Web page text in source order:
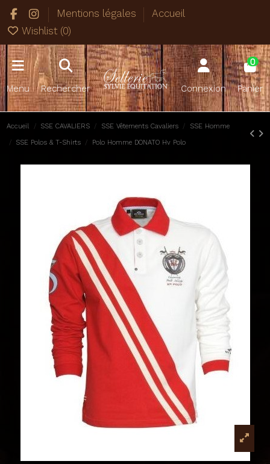
Mentions légales
Accueil
Wishlist (0)
Menu Rechercher Connexion
0
Panier
Accueil SSE CAVALIERS SSE Vêtements Cavaliers SSE Homme
SSE Polos & T-Shirts Polo Homme DONATO Hv Polo